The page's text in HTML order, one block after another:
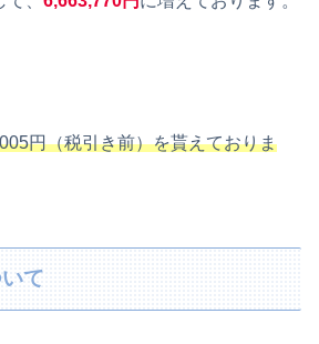
円（税引き前）を貰えておりま
て